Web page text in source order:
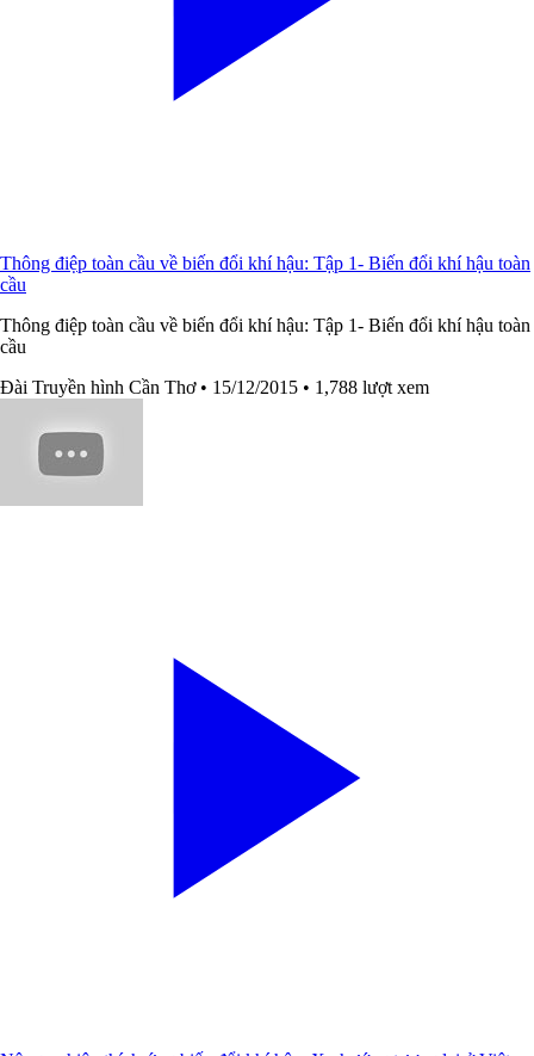
Thông điệp toàn cầu về biến đổi khí hậu: Tập 1- Biến đổi khí hậu toàn
cầu
Thông điệp toàn cầu về biến đổi khí hậu: Tập 1- Biến đổi khí hậu toàn
cầu
Đài Truyền hình Cần Thơ • 15/12/2015 • 1,788 lượt xem